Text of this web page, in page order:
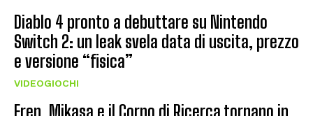
Diablo 4 pronto a debuttare su Nintendo
Switch 2: un leak svela data di uscita, prezzo
e versione “fisica”
VIDEOGIOCHI
Eren, Mikasa e il Corpo di Ricerca tornano in